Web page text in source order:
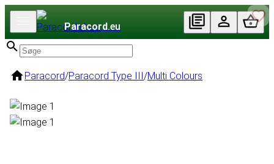
Paracord.eu
Paracord/Paracord Type III/Multi Colours